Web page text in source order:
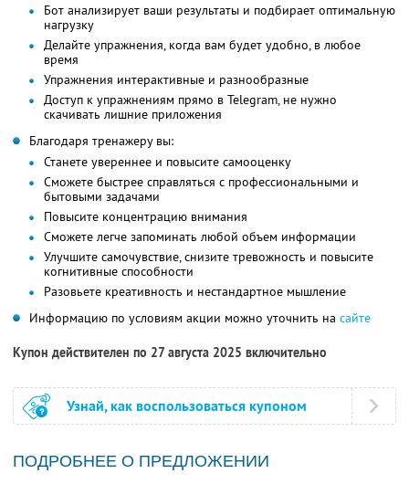
Бот анализирует ваши результаты и подбирает оптимальную
нагрузку
Делайте упражнения, когда вам будет удобно, в любое
время
Упражнения интерактивные и разнообразные
Доступ к упражнениям прямо в Telegram, не нужно
скачивать лишние приложения
Благодаря тренажеру вы:
Станете увереннее и повысите самооценку
Сможете быстрее справляться с профессиональными и
бытовыми задачами
Повысите концентрацию внимания
Сможете легче запоминать любой объем информации
Улучшите самочувствие, снизите тревожность и повысите
когнитивные способности
Разовьете креативность и нестандартное мышление
Информацию по условиям акции можно уточнить на сайте
Купон действителен по 27 августа 2025 включительно
Узнай, как воспользоваться купоном
ПОДРОБНЕЕ О ПРЕДЛОЖЕНИИ